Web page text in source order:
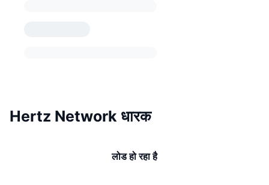
Hertz Network धारक
लोड हो रहा है